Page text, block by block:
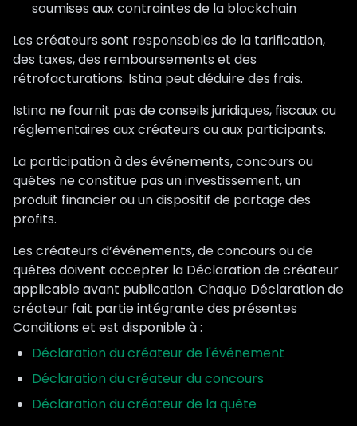
soumises aux contraintes de la blockchain
Les créateurs sont responsables de la tarification,
des taxes, des remboursements et des
rétrofacturations. Istina peut déduire des frais.
Istina ne fournit pas de conseils juridiques, fiscaux ou
réglementaires aux créateurs ou aux participants.
La participation à des événements, concours ou
quêtes ne constitue pas un investissement, un
produit financier ou un dispositif de partage des
profits.
Les créateurs d’événements, de concours ou de
quêtes doivent accepter la Déclaration de créateur
applicable avant publication. Chaque Déclaration de
créateur fait partie intégrante des présentes
Conditions et est disponible à :
Déclaration du créateur de l'événement
Déclaration du créateur du concours
Déclaration du créateur de la quête